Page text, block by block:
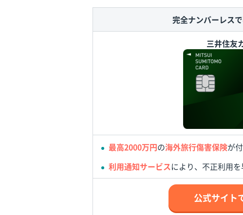
完全ナンバーレス
三井住友
最高2000万円の海外旅行傷害保険が
利用通知サービスにより、不正利用
公式サイト